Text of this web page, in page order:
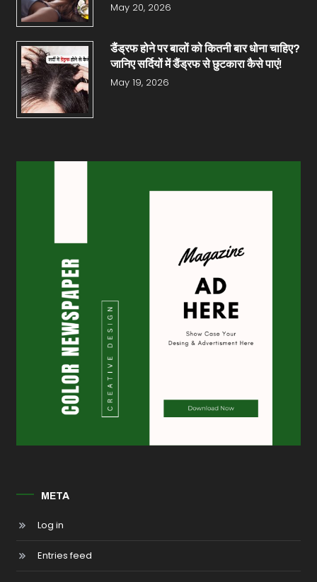
May 20, 2026
डैंड्रफ होने पर बालों को कितनी बार धोना चाहिए?
जानिए सर्दियों में डैंड्रफ से छुटकारा कैसे पाएं!
May 19, 2026
META
Log in
Entries feed